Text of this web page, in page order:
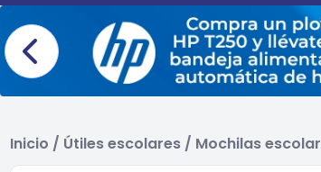
Inicio / Útiles escolares / Mochilas